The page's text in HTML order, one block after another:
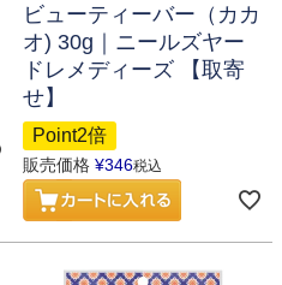
ビューティーバー（カカ
オ) 30g｜ニールズヤー
ドレメディーズ 【取寄
せ】
Point2倍
販売価格 ¥346税込